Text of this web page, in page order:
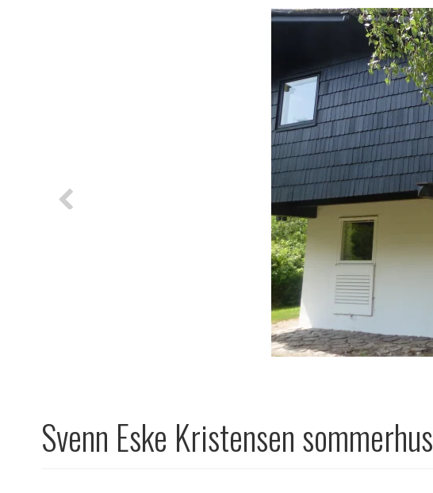
Svenn Eske Kristensen sommerhus